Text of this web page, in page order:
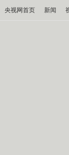
央视网首页 新闻